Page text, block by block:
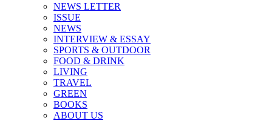
NEWS LETTER
ISSUE
NEWS
INTERVIEW & ESSAY
SPORTS & OUTDOOR
FOOD & DRINK
LIVING
TRAVEL
GREEN
BOOKS
ABOUT US